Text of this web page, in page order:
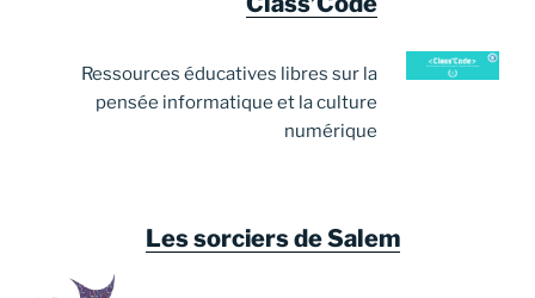
Ressources éducatives libres sur la
pensée informatique et la culture
numérique
Les sorciers de Salem